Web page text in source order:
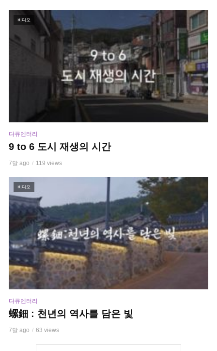
비디오
다큐멘터리
9 to 6 도시 재생의 시간
7달 ago 119 views
비디오
다큐멘터리
螺鈿 : 천년의 역사를 담은 빛
7달 ago 63 views